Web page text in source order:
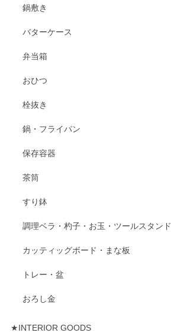
鍋敷き
バターケース
弁当箱
おひつ
栓抜き
鍋・フライパン
保存容器
茶筒
すり鉢
調理ベラ・杓子・お玉・ツールスタンド
カッティッグボード・まな板
トレー・盆
おろし金
★INTERIOR GOODS